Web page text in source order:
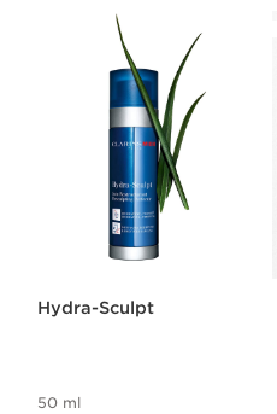
Hydra-Sculpt
50 ml